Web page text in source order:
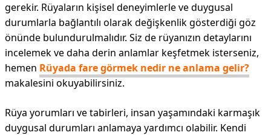
gerekir. Rüyaların kişisel deneyimlerle ve duygusal
durumlarla bağlantılı olarak değişkenlik gösterdiği göz
önünde bulundurulmalıdır. Siz de rüyanızın detaylarını
incelemek ve daha derin anlamlar keşfetmek isterseniz,
hemen Rüyada fare görmek nedir ne anlama gelir?
makalesini okuyabilirsiniz.
Rüya yorumları ve tabirleri, insan yaşamındaki karmaşık
duygusal durumları anlamaya yardımcı olabilir. Kendi